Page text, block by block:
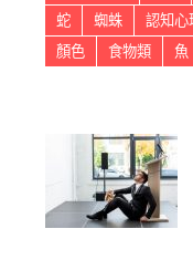
蛇
蜘蛛 認知心
顏色
食物類 魚